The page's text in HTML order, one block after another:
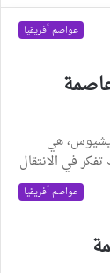
عواصم أفريقيا
هي
في الانتقال
عواصم أفريقيا